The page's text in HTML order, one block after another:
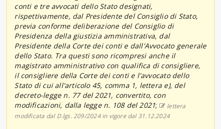
conti e tre avvocati dello Stato designati,
rispettivamente, dal Presidente del Consiglio di Stato,
previa conforme deliberazione del Consiglio di
Presidenza della giustizia amministrativa, dal
Presidente della Corte dei conti e dall'Avvocato generale
dello Stato. Tra questi sono ricompresi anche il
magistrato amministrativo con qualifica di consigliere,
il consigliere della Corte dei conti e l'avvocato dello
Stato di cui all'articolo 45, comma 1, lettera e), del
decreto-legge n. 77 del 2021, convertito, con
modificazioni, dalla legge n. 108 del 2021;
lettera
modificata dal D.lgs. 209/2024 in vigore dal 31.12.2024